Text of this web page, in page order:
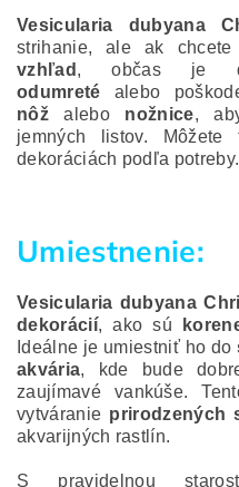
Vesicularia dubyana
strihanie, ale ak
vzhľad , občas je
odumreté alebo
nôžalebo nožnice,
jemných listov.
dekoráciách podľa potreby.
Umiestnenie:
Vesicularia dubyana
dekorácií, ako sú
Ideálne je umiestniť ho do
akvária, kde bude
zaujímavé vankúše.
vytváranie prirodzených
akvarijných rastlín.
S pravidelnou